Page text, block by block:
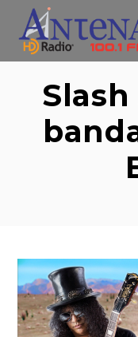
content